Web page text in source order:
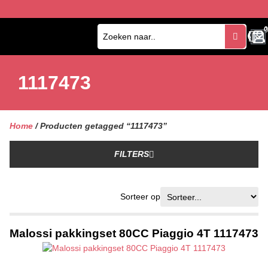
0
0
1117473
Home / Producten getagged “1117473”
FILTERS
Sorteer op
Malossi pakkingset 80CC Piaggio 4T 1117473